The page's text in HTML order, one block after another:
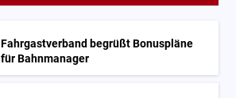
Fahrgastverband begrüßt Bonuspläne
für Bahnmanager